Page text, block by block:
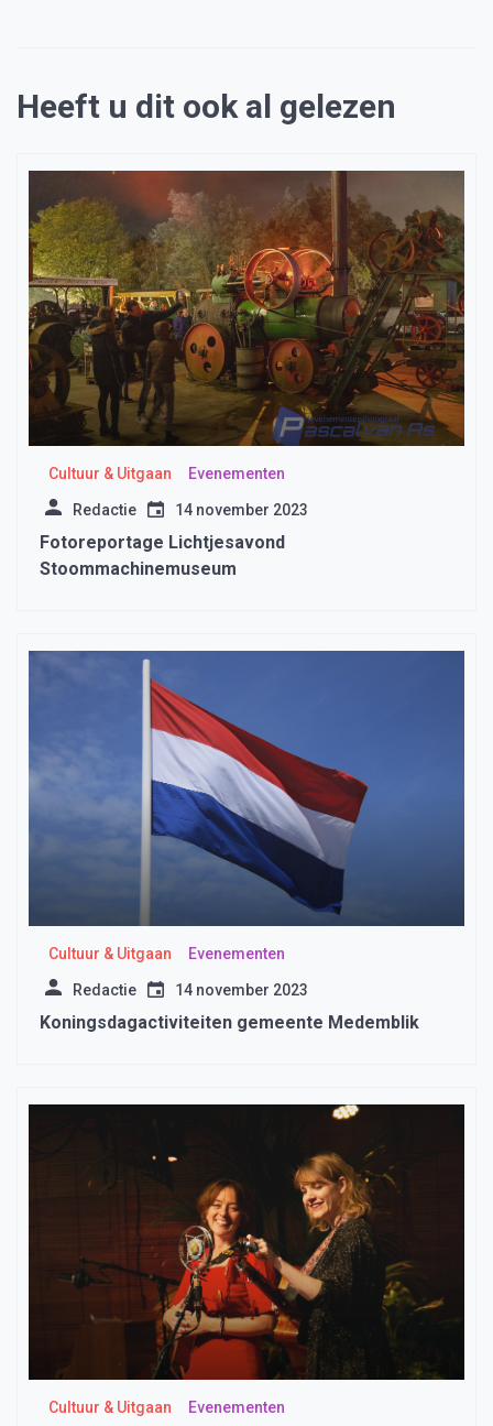
Heeft u dit ook al gelezen
Cultuur & Uitgaan Evenementen
Redactie 14 november 2023
Fotoreportage Lichtjesavond
Stoommachinemuseum
Cultuur & Uitgaan Evenementen
Redactie 14 november 2023
Koningsdagactiviteiten gemeente Medemblik
Cultuur & Uitgaan Evenementen